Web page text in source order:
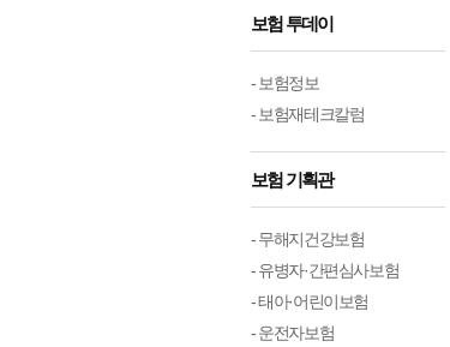
보험 투데이
- 보험정보
- 보험재테크칼럼
보험 기획관
- 무해지건강보험
- 유병자·간편심사보험
- 태아·어린이보험
- 운전자보험